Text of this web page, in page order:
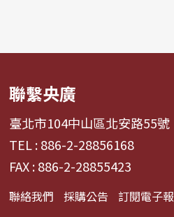
聯繫央廣
臺北市104中山區北安路55號
TEL : 886-2-28856168
FAX : 886-2-28855423
聯絡我們 採購公告 訂閱電子報